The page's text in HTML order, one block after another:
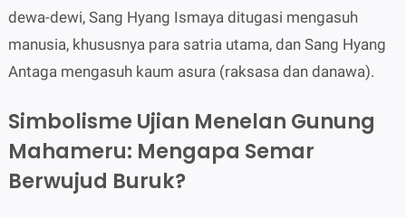
dewa-dewi, Sang Hyang Ismaya ditugasi mengasuh
manusia, khususnya para satria utama, dan Sang Hyang
Antaga mengasuh kaum asura (raksasa dan danawa).
Simbolisme Ujian Menelan Gunung
Mahameru: Mengapa Semar
Berwujud Buruk?